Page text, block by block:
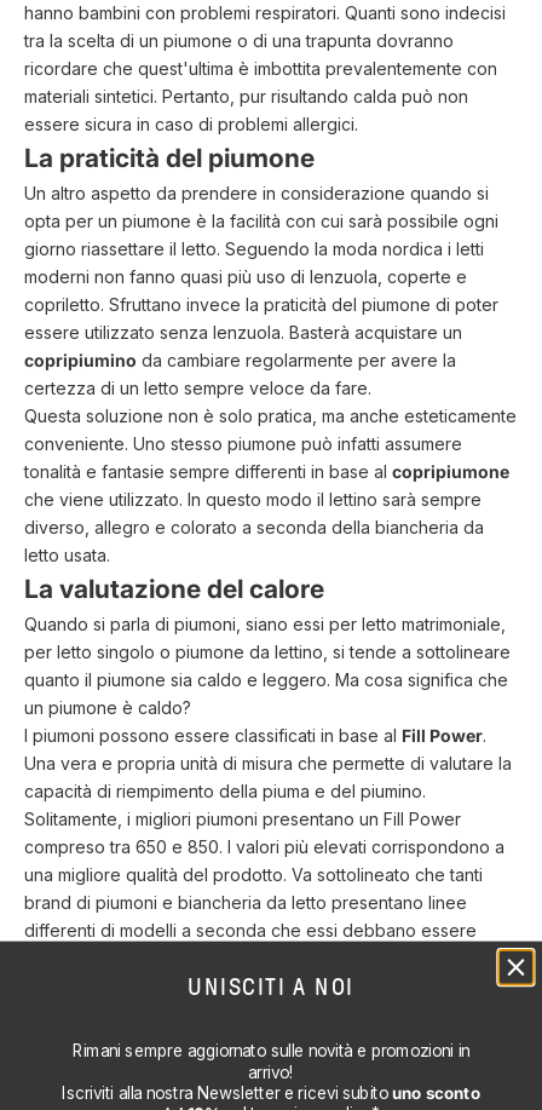
hanno bambini con problemi respiratori. Quanti sono indecisi
tra la scelta di un piumone o di una trapunta dovranno
ricordare che quest'ultima è imbottita prevalentemente con
materiali sintetici. Pertanto, pur risultando calda può non
essere sicura in caso di problemi allergici.
La praticità del piumone
Un altro aspetto da prendere in considerazione quando si
opta per un piumone è la facilità con cui sarà possibile ogni
giorno riassettare il letto. Seguendo la moda nordica i letti
moderni non fanno quasi più uso di lenzuola, coperte e
copriletto. Sfruttano invece la praticità del piumone di poter
essere utilizzato senza lenzuola. Basterà acquistare un
copripiumino da cambiare regolarmente per avere la
certezza di un letto sempre veloce da fare.
Questa soluzione non è solo pratica, ma anche esteticamente
conveniente. Uno stesso piumone può infatti assumere
tonalità e fantasie sempre differenti in base al copripiumone
che viene utilizzato. In questo modo il lettino sarà sempre
diverso, allegro e colorato a seconda della biancheria da
letto usata.
La valutazione del calore
Quando si parla di piumoni, siano essi per letto matrimoniale,
per letto singolo o piumone da lettino, si tende a sottolineare
quanto il piumone sia caldo e leggero. Ma cosa significa che
un piumone è caldo?
I piumoni possono essere classificati in base al Fill Power.
Una vera e propria unità di misura che permette di valutare la
capacità di riempimento della piuma e del piumino.
Solitamente, i migliori piumoni presentano un Fill Power
compreso tra 650 e 850. I valori più elevati corrispondono a
una migliore qualità del prodotto. Va sottolineato che tanti
brand di piumoni e biancheria da letto presentano linee
differenti di modelli a seconda che essi debbano essere
Un particolare che non va mai dimenticato, tuttavia, è quello
di elevata qualità. Anche i piumoni più caldi, se realizzati
esclusivamente in piumino e piuma d'oca, assicurano sempre
un'elevata traspirabilità che permette di restare al caldo
UNISCITI A NOI
Rimani sempre aggiornato sulle novità e promozioni in
arrivo!
Iscriviti alla nostra Newsletter e ricevi subitouno sconto